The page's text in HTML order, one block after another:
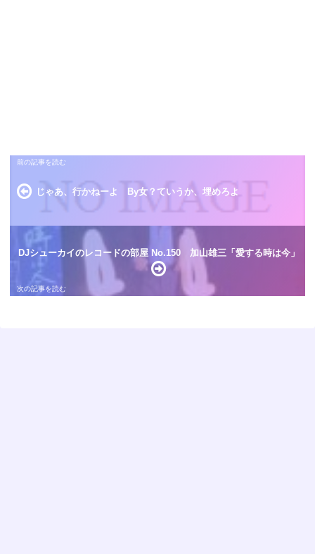
じゃあ、行かねーよ By女？ていうか、埋めろよ
DJシューカイのレコードの部屋 No.150 加山雄三「愛する時は今」